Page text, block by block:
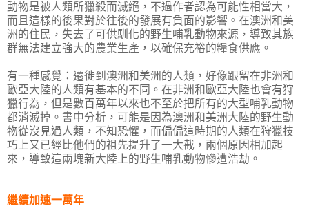
動物是被人類所獵殺而滅絕，不過作者認為可能性相當大，
而且這樣的後果對於往後的發展有負面的影響。在澳洲和美
洲的住民，失去了可供馴化的野生哺乳動物來源，導致其族
群無法建立強大的農業生產，以確保充裕的糧食供應。
有一種感覺：遷徙到澳洲和美洲的人類，好像跟留在非洲和
歐亞大陸的人類有基本的不同。在非洲和歐亞大陸也會有狩
獵行為，但是數百萬年以來也不至於把所有的大型哺乳動物
都消滅掉。書中分析，可能是因為澳洲和美洲大陸的野生動
物從沒見過人類，不知恐懼，而偏偏這時期的人類在狩獵技
巧上又已經比他們的祖先提升了一大截，兩個原因相加起
來，導致這兩塊新大陸上的野生哺乳動物慘遭浩劫。
繼續加速一萬年